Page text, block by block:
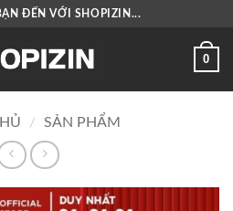
ĐẾN VỚI SHOPIZIN...
0
/ SẢN PHẨM